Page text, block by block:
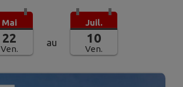
Mai
22
Ven.
au
Juil.
10
Ven.